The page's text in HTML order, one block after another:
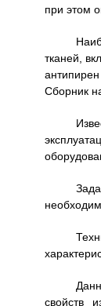
при этом
тканей,
Сборник
свойств